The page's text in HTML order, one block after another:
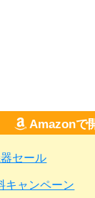
Amazonで
セール
キャンペーン